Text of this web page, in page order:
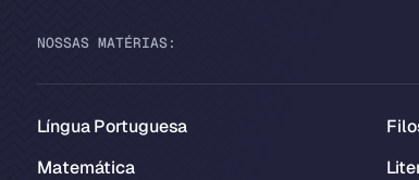
NOSSAS MATÉRIAS:
Língua Portuguesa
Matemática